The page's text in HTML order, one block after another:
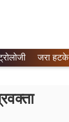
जरा हटके